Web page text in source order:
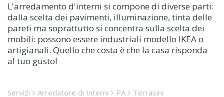
L'arredamento d'interni si compone di diverse parti:
dalla scelta dei pavimenti, illuminazione, tinta delle
pareti ma soprattutto si concentra sulla scelta dei
mobili: possono essere industriali modello IKEA o
artigianali. Quello che costa è che la casa risponda
al tuo gusto!
Servizi Arredatore di Interni PA Terrasini